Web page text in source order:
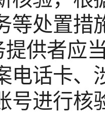
等处置措
提供者应
电话卡、
号进行核